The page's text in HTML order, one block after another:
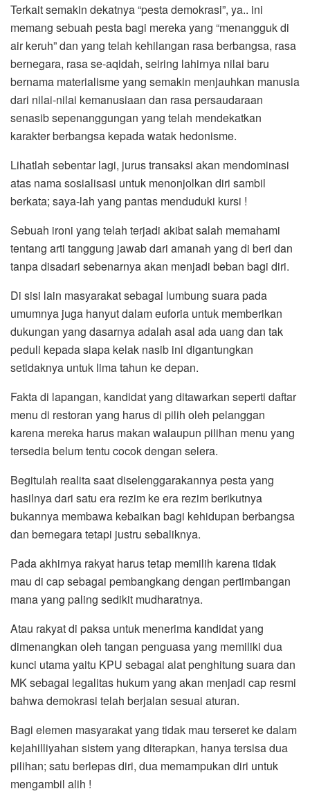
Terkait semakin dekatnya “pesta demokrasi”, ya.. ini
memang sebuah pesta bagi mereka yang “menangguk di
air keruh” dan yang telah kehilangan rasa berbangsa, rasa
bernegara, rasa se-aqidah, seiring lahirnya nilai baru
bernama materialisme yang semakin menjauhkan manusia
dari nilai-nilai kemanusiaan dan rasa persaudaraan
senasib sepenanggungan yang telah mendekatkan
karakter berbangsa kepada watak hedonisme.
Lihatlah sebentar lagi, jurus transaksi akan mendominasi
atas nama sosialisasi untuk menonjolkan diri sambil
berkata; saya-lah yang pantas menduduki kursi !
Sebuah ironi yang telah terjadi akibat salah memahami
tentang arti tanggung jawab dari amanah yang di beri dan
tanpa disadari sebenarnya akan menjadi beban bagi diri.
Di sisi lain masyarakat sebagai lumbung suara pada
umumnya juga hanyut dalam euforia untuk memberikan
dukungan yang dasarnya adalah asal ada uang dan tak
peduli kepada siapa kelak nasib ini digantungkan
setidaknya untuk lima tahun ke depan.
Fakta di lapangan, kandidat yang ditawarkan seperti daftar
menu di restoran yang harus di pilih oleh pelanggan
karena mereka harus makan walaupun pilihan menu yang
tersedia belum tentu cocok dengan selera.
Begitulah realita saat diselenggarakannya pesta yang
hasilnya dari satu era rezim ke era rezim berikutnya
bukannya membawa kebaikan bagi kehidupan berbangsa
dan bernegara tetapi justru sebaliknya.
Pada akhirnya rakyat harus tetap memilih karena tidak
mau di cap sebagai pembangkang dengan pertimbangan
mana yang paling sedikit mudharatnya.
Atau rakyat di paksa untuk menerima kandidat yang
dimenangkan oleh tangan penguasa yang memiliki dua
kunci utama yaitu KPU sebagai alat penghitung suara dan
MK sebagai legalitas hukum yang akan menjadi cap resmi
bahwa demokrasi telah berjalan sesuai aturan.
Bagi elemen masyarakat yang tidak mau terseret ke dalam
kejahilliyahan sistem yang diterapkan, hanya tersisa dua
pilihan; satu berlepas diri, dua memampukan diri untuk
mengambil alih !